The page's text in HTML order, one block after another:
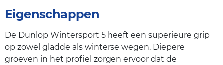
Eigenschappen
De Dunlop Wintersport 5 heeft een superieure grip
op zowel gladde als winterse wegen. Diepere
groeven in het profiel zorgen ervoor dat de